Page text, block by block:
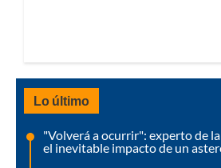
Lo último
"Volverá a ocurrir": experto de
el inevitable impacto de un